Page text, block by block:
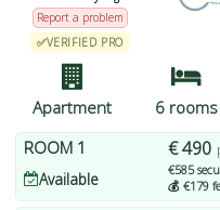
pouvez modifier vos
consentement à tout
cliquant sur le bouton
PLUS D'OPTIONS JE REFUSE
Report a problem
✅VERIFIED PRO
Apartment 6 rooms
ROOM 1 € 490
Available
€585
💰 €179